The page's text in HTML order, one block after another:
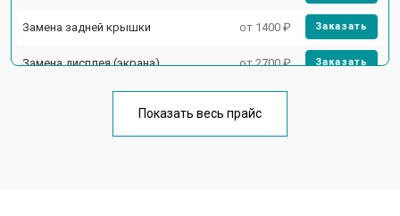
Замена задней крышки от 1400 ₽ Заказать
Замена дисплея (экрана) от 2700 ₽ Заказать
Замена кнопки включения от 1750 ₽
Показать весь прайс